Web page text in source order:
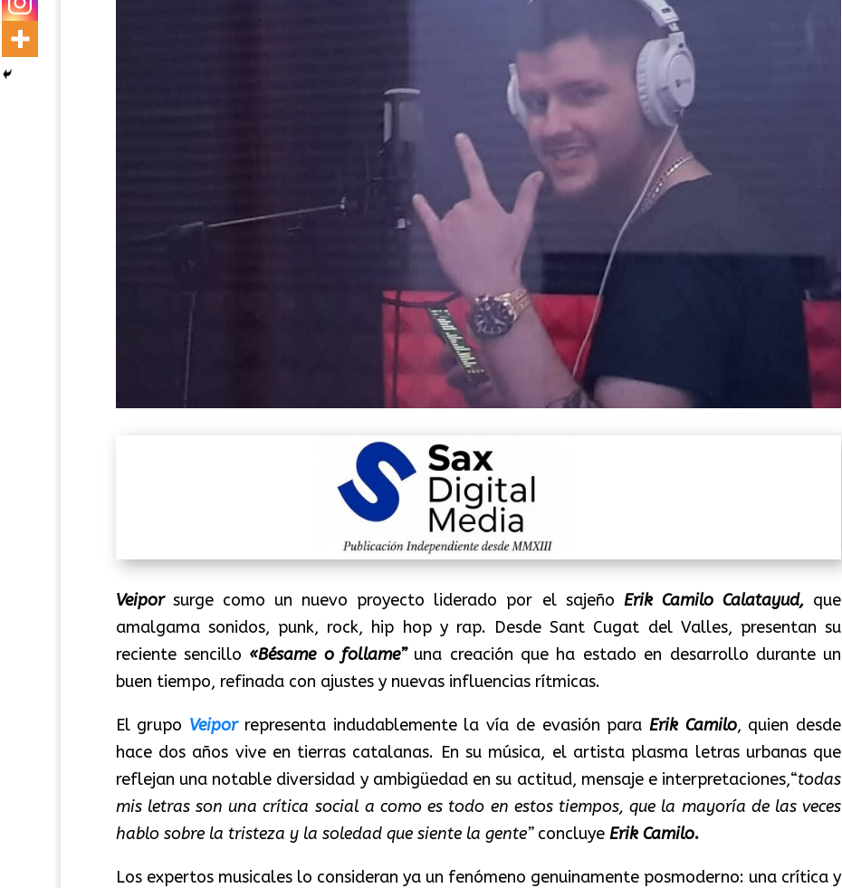
Veiporsurge como un nuevo proyecto liderado por el sajeño Erik Camilo Calatayud, que
amalgama sonidos, punk, rock, hip hop y rap. Desde Sant Cugat del Valles, presentan su
reciente sencillo «Bésame o follame”una creación que ha estado en desarrollo durante un
buen tiempo, refinada con ajustes y nuevas influencias rítmicas.
El grupo Veiporrepresenta indudablemente la vía de evasión paraErik Camilo, quien desde
hace dos años vive en tierras catalanas. En su música, el artista plasma letras urbanas que
reflejan una notable diversidad y ambigüedad en su actitud, mensaje e interpretaciones,“todas
mis letras son una crítica social a como es todo en estos tiempos, que la mayoría de las veces
hablo sobre la tristeza y la soledad que siente la gente” concluye Erik Camilo.
Los expertos musicales lo consideran ya un fenómeno genuinamente posmoderno: una crítica y